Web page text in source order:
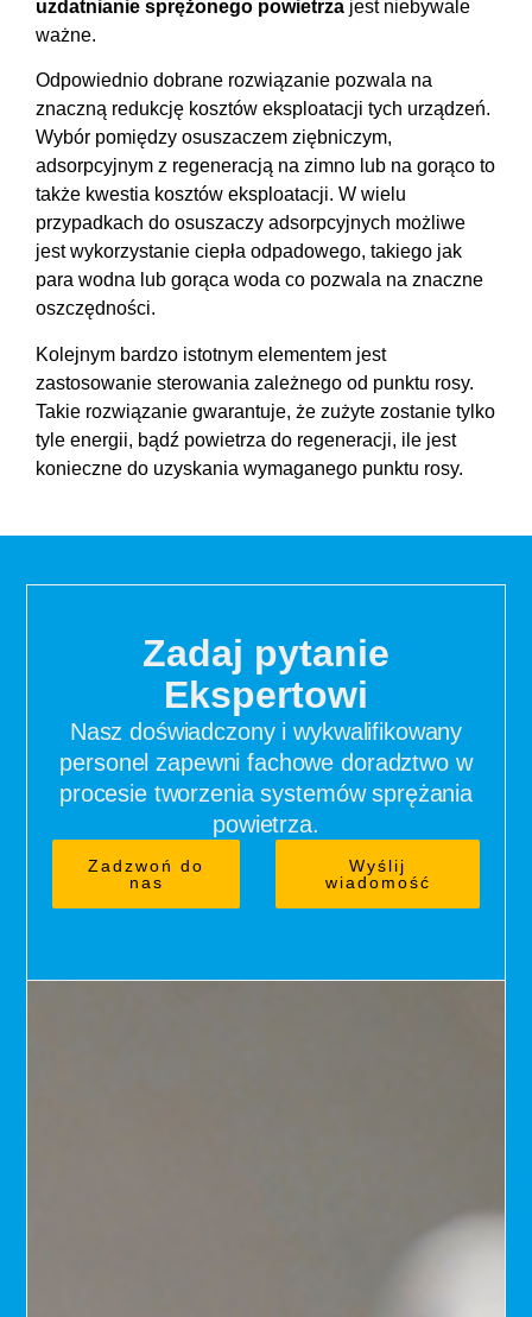
uzdatnianie sprężonego powietrza jest niebywale
ważne.
Odpowiednio dobrane rozwiązanie pozwala na
znaczną redukcję kosztów eksploatacji tych urządzeń.
Wybór pomiędzy osuszaczem ziębniczym,
adsorpcyjnym z regeneracją na zimno lub na gorąco to
także kwestia kosztów eksploatacji. W wielu
przypadkach do osuszaczy adsorpcyjnych możliwe
jest wykorzystanie ciepła odpadowego, takiego jak
para wodna lub gorąca woda co pozwala na znaczne
oszczędności.
Kolejnym bardzo istotnym elementem jest
zastosowanie sterowania zależnego od punktu rosy.
Takie rozwiązanie gwarantuje, że zużyte zostanie tylko
tyle energii, bądź powietrza do regeneracji, ile jest
konieczne do uzyskania wymaganego punktu rosy.
Zadaj pytanie
Ekspertowi
Nasz doświadczony i wykwalifikowany
personel zapewni fachowe doradztwo w
procesie tworzenia systemów sprężania
powietrza.
Zadzwoń do
nas
Wyślij
wiadomość